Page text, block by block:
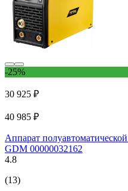
-25%
30 925 ₽
40 985 ₽
Аппарат
GDM 00000032162
4.8
(13)